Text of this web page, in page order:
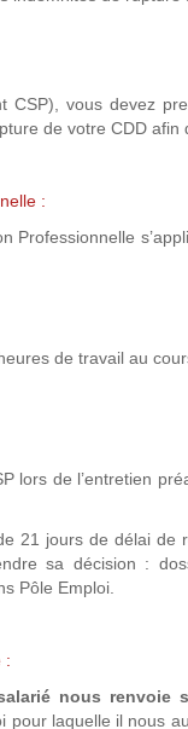
CSP), vous devez
de votre CDD afin
:
Professionnelle
de travail au
lors de l’entretien
21 jours de délai de
sa décision :
Pôle Emploi.
:
nous renvoie
pour laquelle il nous